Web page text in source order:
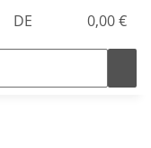
DE 0,00 €